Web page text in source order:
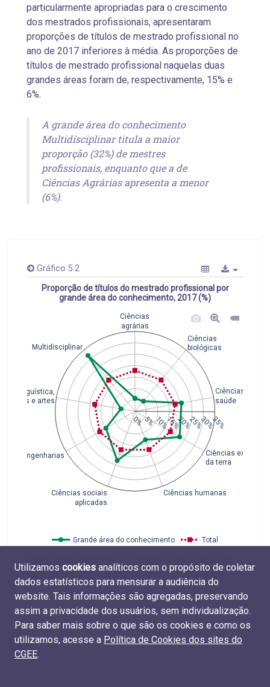
particularmente apropriadas para o crescimento
dos mestrados profissionais, apresentaram
proporções de títulos de mestrado profissional no
ano de 2017 inferiores à média. As proporções de
títulos de mestrado profissional naquelas duas
grandes áreas foram de, respectivamente, 15% e
6%.
A grande área do conhecimento
Multidisciplinar titula a maior
proporção (32%) de mestres
profissionais, enquanto que a de
Ciências Agrárias apresenta a menor
(6%).
Gráfico 5.2
Proporção de títulos do mestrado profissional por
grande área do conhecimento, 2017 (%)
Ciências
agrárias
Ciências
biológicas
Ciências da
saúde
Ciências exatas e
da terra
Ciências humanas
Ciências sociais
aplicadas
Engenharias
Linguística,
letras e artes
Multidisciplinar
0%5%10%15%20%25%30%35%
Grande área do conhecimento Total
2017 (Capes, MEC). Elaboração do CGEE. TabelaM.TIT.03 .
Utilizamos cookies analíticos com o propósito de coletar
dados estatísticos para mensurar a audiência do
website. Tais informações são agregadas, preservando
assim a privacidade dos usuários, sem individualização.
Para saber mais sobre o que são os cookies e como os
utilizamos, acesse a Política de Cookies dos sites do
CGEE.